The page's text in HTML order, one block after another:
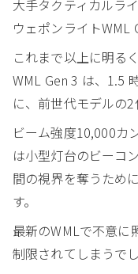
大手タクティカルラ
ウェポンライトWML
これまで以上に明る
WML Gen 3 は、1.5
に、前世代モデルの2
ビーム強度10,000カ
は小型灯台のビーコ
間の視界を奪うため
す。
最新のWMLで不意に
制限されてしまうでし